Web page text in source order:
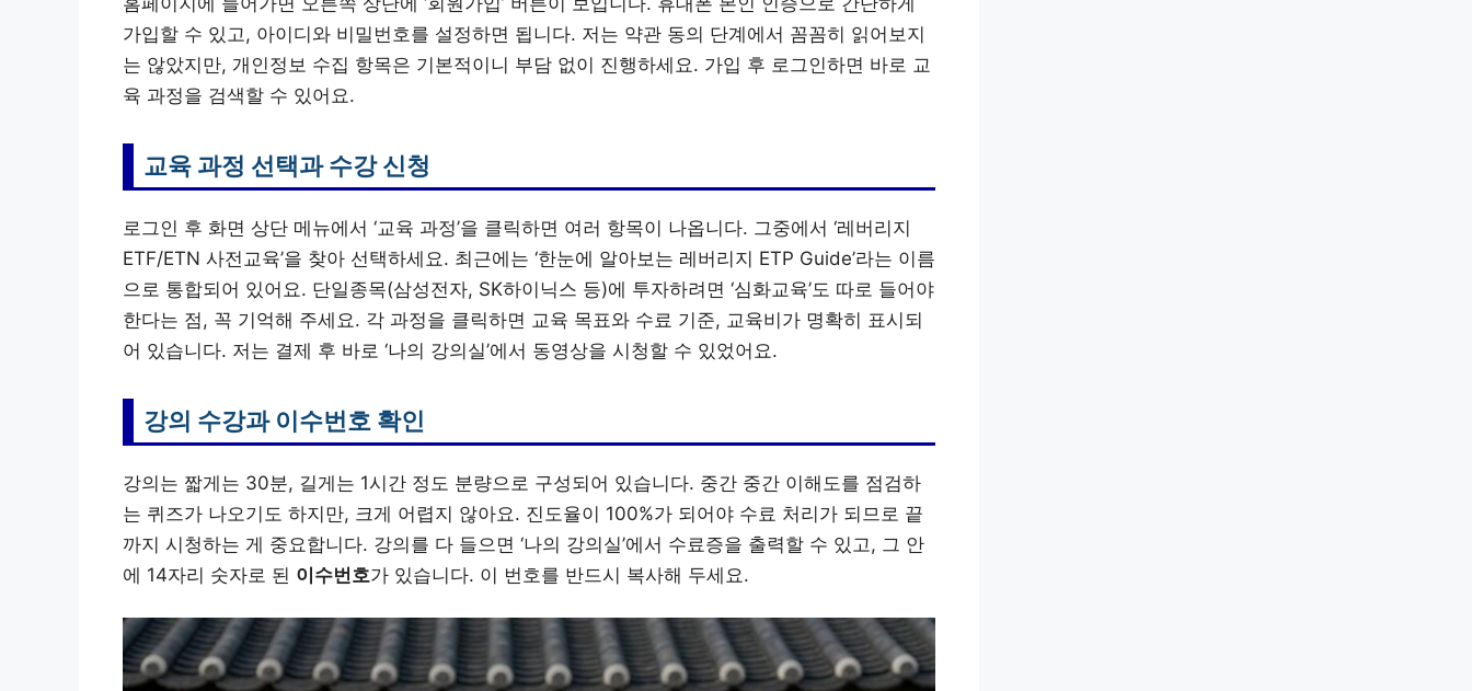
가입할 수 있고, 아이디와 비밀번호를 설정하면 됩니다. 저는 약관 동의 단계에서 꼼꼼히 읽어보지
는 않았지만, 개인정보 수집 항목은 기본적이니 부담 없이 진행하세요. 가입 후 로그인하면 바로 교
육 과정을 검색할 수 있어요.
교육 과정 선택과 수강 신청
로그인 후 화면 상단 메뉴에서 ‘교육 과정’을 클릭하면 여러 항목이 나옵니다. 그중에서 ‘레버리지
ETF/ETN 사전교육’을 찾아 선택하세요. 최근에는 ‘한눈에 알아보는 레버리지 ETP Guide’라는 이름
으로 통합되어 있어요. 단일종목(삼성전자, SK하이닉스 등)에 투자하려면 ‘심화교육’도 따로 들어야
한다는 점, 꼭 기억해 주세요. 각 과정을 클릭하면 교육 목표와 수료 기준, 교육비가 명확히 표시되
어 있습니다. 저는 결제 후 바로 ‘나의 강의실’에서 동영상을 시청할 수 있었어요.
강의 수강과 이수번호 확인
강의는 짧게는 30분, 길게는 1시간 정도 분량으로 구성되어 있습니다. 중간 중간 이해도를 점검하
는 퀴즈가 나오기도 하지만, 크게 어렵지 않아요. 진도율이 100%가 되어야 수료 처리가 되므로 끝
까지 시청하는 게 중요합니다. 강의를 다 들으면 ‘나의 강의실’에서 수료증을 출력할 수 있고, 그 안
에 14자리 숫자로 된 이수번호가 있습니다. 이 번호를 반드시 복사해 두세요.